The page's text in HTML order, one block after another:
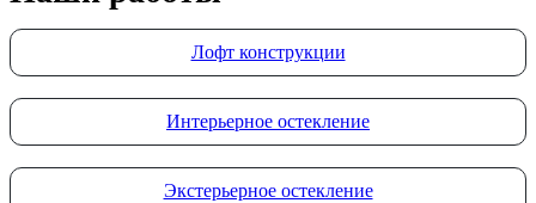
Лофт конструкции
Интерьерное остекление
Экстерьерное остекление